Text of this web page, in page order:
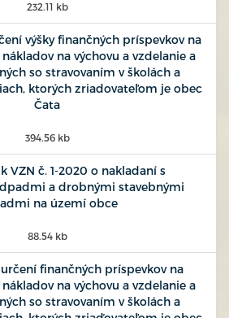
232.11 kb
výšky finančných príspevkov na
na výchovu a vzdelanie a
so stravovaním v školách a
ktorých zriadovateľom je obec
Čata
394.56 kb
VZN č. 1-2020 o nakladaní s
a drobnými stavebnými
na území obce
88.54 kb
finančných príspevkov na
na výchovu a vzdelanie a
so stravovaním v školách a